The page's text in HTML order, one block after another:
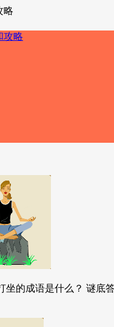
略
的成语是什么？ 谜